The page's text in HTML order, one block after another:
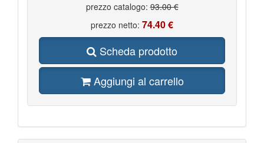
prezzo catalogo:93.00 €
prezzo netto: 74.40 €
Scheda prodotto
Aggiungi al carrello